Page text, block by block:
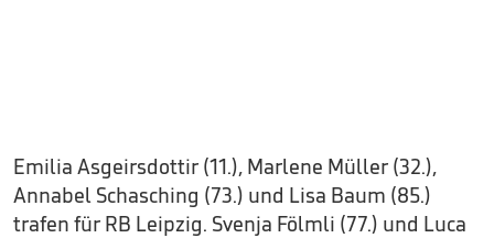
Emilia Asgeirsdottir (11.), Marlene Müller (32.),
Annabel Schasching (73.) und Lisa Baum (85.)
trafen für RB Leipzig. Svenja Fölmli (77.) und Luca